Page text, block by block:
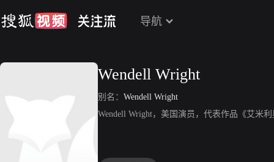
导航
Wendell Wright
别名： Wendell Wright
Wendell Wright，美国演员，代表作品《艾米